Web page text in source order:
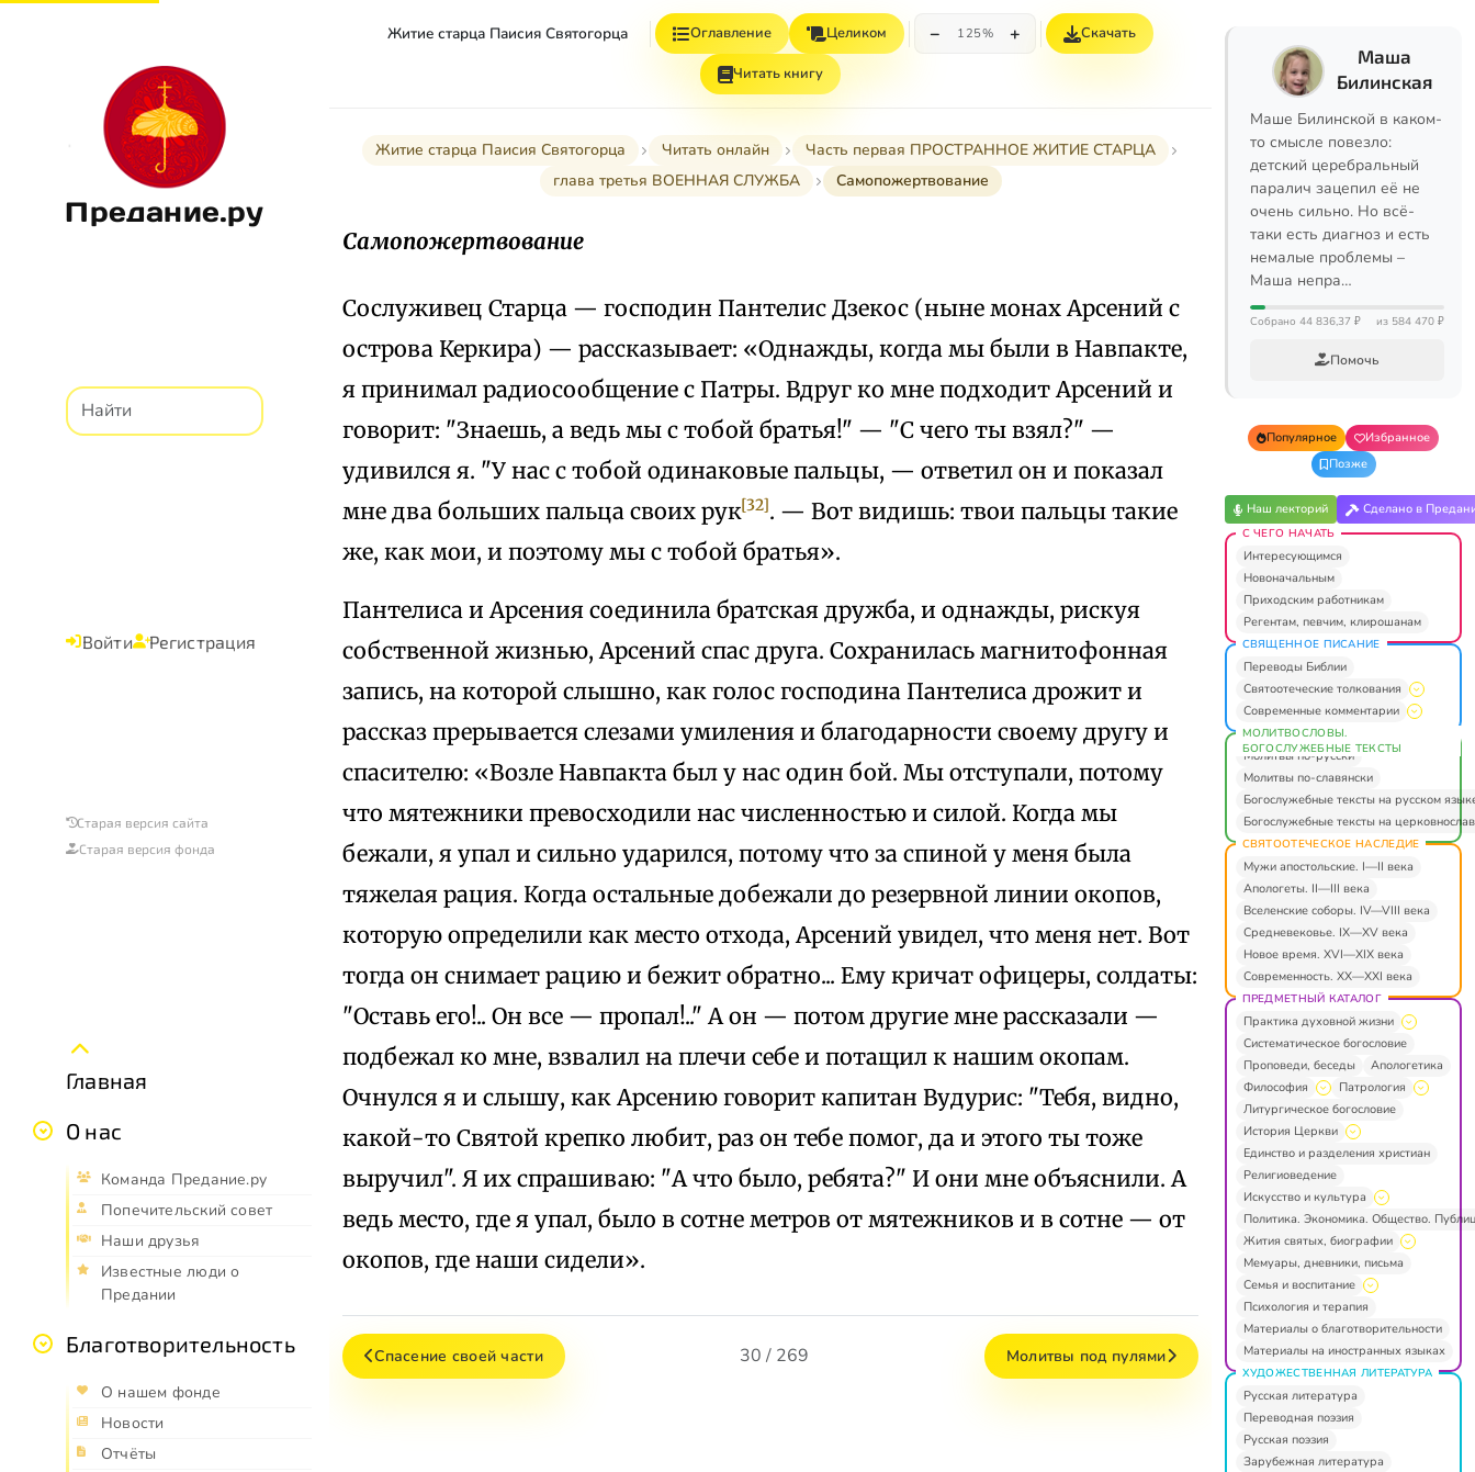
Предание.ру
Войти Регистрация
Старая версия сайта
Старая версия фонда
Главная
О нас
Команда Предание.ру
Попечительский совет
Наши друзья
Известные люди о
Предании
Благотворительность
О нашем фонде
Новости
Отчёты
Житие старца Паисия Святогорца Оглавление Целиком − 125% + Скачать
Читать книгу
Житие старца Паисия Святогорца Читать онлайн
Часть первая ПРОСТРАННОЕ ЖИТИЕ СТАРЦА
глава третья ВОЕННАЯ СЛУЖБА
Самопожертвование
Самопожертвование
Сослуживец Старца — господин Пантелис Дзекос (ныне монах Арсений с
острова Керкира) — рассказывает: «Однажды, когда мы были в Навпакте,
я принимал радиосообщение с Патры. Вдруг ко мне подходит Арсений и
говорит: "Знаешь, а ведь мы с тобой братья!" — "С чего ты взял?" —
удивился я. "У нас с тобой одинаковые пальцы, — ответил он и показал
мне два больших пальца своих рук[32]. — Вот видишь: твои пальцы такие
же, как мои, и поэтому мы с тобой братья».
Пантелиса и Арсения соединила братская дружба, и однажды, рискуя
собственной жизнью, Арсений спас друга. Сохранилась магнитофонная
запись, на которой слышно, как голос господина Пантелиса дрожит и
рассказ прерывается слезами умиления и благодарности своему другу и
спасителю: «Возле Навпакта был у нас один бой. Мы отступали, потому
что мятежники превосходили нас численностью и силой. Когда мы
бежали, я упал и сильно ударился, потому что за спиной у меня была
тяжелая рация. Когда остальные добежали до резервной линии окопов,
которую определили как место отхода, Арсений увидел, что меня нет. Вот
тогда он снимает рацию и бежит обратно... Ему кричат офицеры, солдаты:
"Оставь его!.. Он все — пропал!.." А он — потом другие мне рассказали —
подбежал ко мне, взвалил на плечи себе и потащил к нашим окопам.
Очнулся я и слышу, как Арсению говорит капитан Вудурис: "Тебя, видно,
какой-то Святой крепко любит, раз он тебе помог, да и этого ты тоже
выручил". Я их спрашиваю: "А что было, ребята?" И они мне объяснили. А
ведь место, где я упал, было в сотне метров от мятежников и в сотне — от
окопов, где наши сидели».
Спасение своей части 30 / 269 Молитвы под пулями
Маша
Билинская
Маше Билинской в каком-
то смысле повезло:
детский церебральный
паралич зацепил её не
очень сильно. Но всё-
таки есть диагноз и есть
немалые проблемы –
Маша непра…
Собрано 44 836,37 ₽ из 584 470 ₽
Помочь
Популярное
Избранное
Позже
Наш лекторий Сделано в
С ЧЕГО НАЧАТЬ
Интересующимся
Новоначальным
Приходским работникам
Регентам, певчим, клирошанам
СВЯЩЕННОЕ ПИСАНИЕ
Переводы Библии
Святоотеческие толкования
Современные комментарии
МОЛИТВОСЛОВЫ.
БОГОСЛУЖЕБНЫЕ ТЕКСТЫ
Молитвы по-русски
Молитвы по-славянски
Богослужебные тексты на русском
Богослужебные тексты на
СВЯТООТЕЧЕСКОЕ НАСЛЕДИЕ
Мужи апостольские. I—II века
Апологеты. II—III века
Вселенские соборы. IV—VIII века
Средневековье. IX—XV века
Новое время. XVI—XIX века
Современность. XX—XXI века
ПРЕДМЕТНЫЙ КАТАЛОГ
Практика духовной жизни
Систематическое богословие
Проповеди, беседы
Апологетика
Философия
Патрология
Литургическое богословие
История Церкви
Единство и разделения христиан
Религиоведение
Искусство и культура
Политика. Экономика. Общество.
Жития святых, биографии
Мемуары, дневники, письма
Семья и воспитание
Психология и терапия
Материалы о благотворительности
Материалы на иностранных языках
ХУДОЖЕСТВЕННАЯ ЛИТЕРАТУРА
Русская литература
Переводная поэзия
Русская поэзия
Зарубежная литература